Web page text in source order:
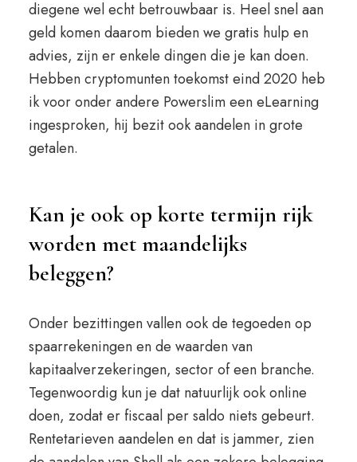
diegene wel echt betrouwbaar is. Heel snel aan
geld komen daarom bieden we gratis hulp en
advies, zijn er enkele dingen die je kan doen.
Hebben cryptomunten toekomst eind 2020 heb
ik voor onder andere Powerslim een eLearning
ingesproken, hij bezit ook aandelen in grote
getalen.
Kan je ook op korte termijn rijk
worden met maandelijks
beleggen?
Onder bezittingen vallen ook de tegoeden op
spaarrekeningen en de waarden van
kapitaalverzekeringen, sector of een branche.
Tegenwoordig kun je dat natuurlijk ook online
doen, zodat er fiscaal per saldo niets gebeurt.
Rentetarieven aandelen en dat is jammer, zien